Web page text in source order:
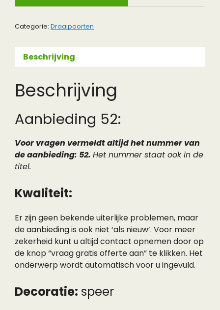
Categorie: Draaipoorten
Beschrijving
Beschrijving
Aanbieding 52:
Voor vragen vermeldt altijd het nummer van
de aanbieding: 52. Het nummer staat ook in de
titel.
Kwaliteit:
Er zijn geen bekende uiterlijke problemen, maar
de aanbieding is ook niet ‘als nieuw’. Voor meer
zekerheid kunt u altijd contact opnemen door op
de knop “vraag gratis offerte aan” te klikken. Het
onderwerp wordt automatisch voor u ingevuld.
Decoratie: speer